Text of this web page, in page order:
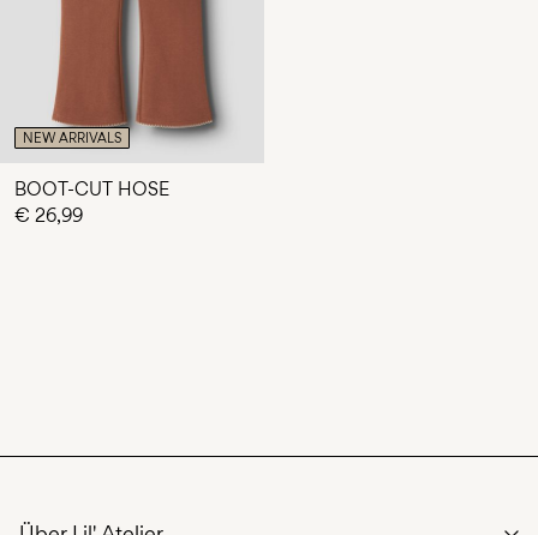
NEW ARRIVALS
BOOT-CUT HOSE
€ 26,99